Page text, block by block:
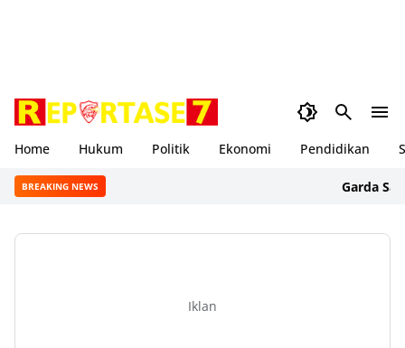
Home Hukum Politik Ekonomi Pendidikan
BREAKING NEWS Garda Satu
Iklan